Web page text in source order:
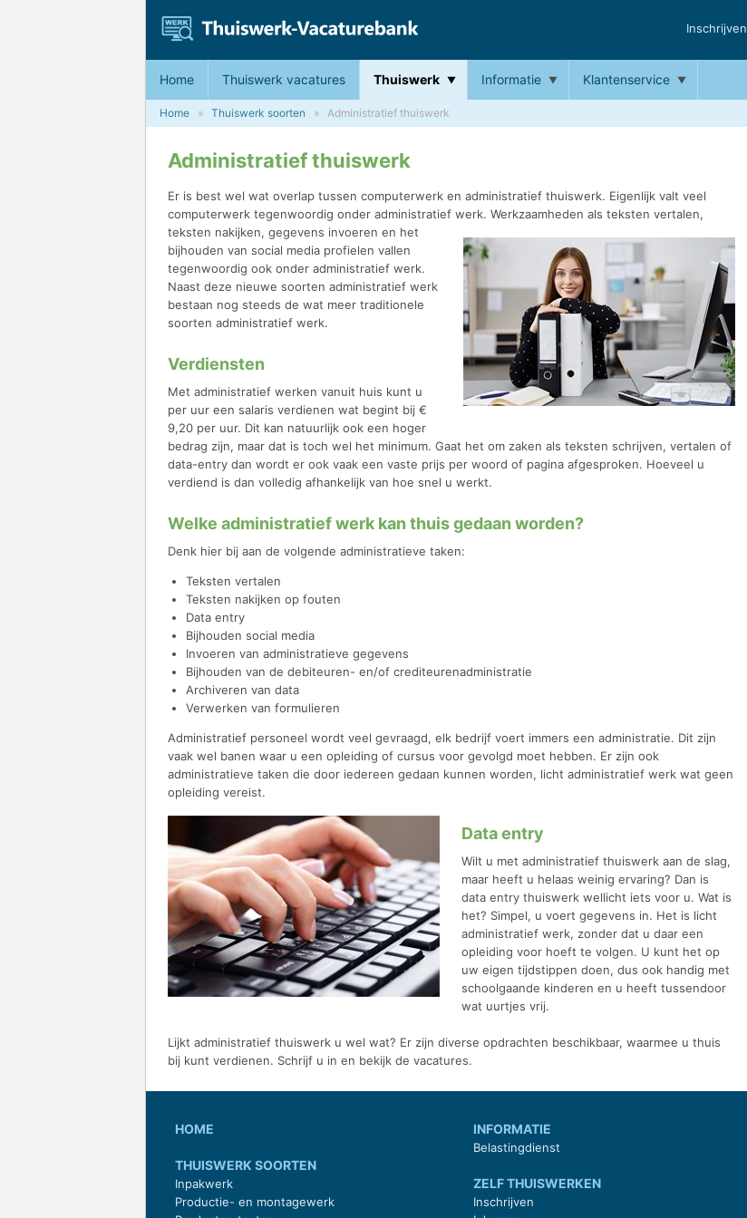
Inschrijven
Home Thuiswerk vacatures Thuiswerk Informatie Klantenservice
Home Thuiswerk soorten Administratief thuiswerk
Administratief thuiswerk
Er is best wel wat overlap tussen computerwerk en administratief thuiswerk. Eigenlijk valt veel
computerwerk tegenwoordig onder administratief werk. Werkzaamheden als teksten vertalen,
teksten nakijken, gegevens invoeren en het
bijhouden van social media profielen vallen
tegenwoordig ook onder administratief werk.
Naast deze nieuwe soorten administratief werk
bestaan nog steeds de wat meer traditionele
soorten administratief werk.
Verdiensten
Met administratief werken vanuit huis kunt u
per uur een salaris verdienen wat begint bij €
9,20 per uur. Dit kan natuurlijk ook een hoger
bedrag zijn, maar dat is toch wel het minimum. Gaat het om zaken als teksten schrijven, vertalen of
data-entry dan wordt er ook vaak een vaste prijs per woord of pagina afgesproken. Hoeveel u
verdiend is dan volledig afhankelijk van hoe snel u werkt.
Welke administratief werk kan thuis gedaan worden?
Denk hier bij aan de volgende administratieve taken:
Teksten vertalen
Teksten nakijken op fouten
Data entry
Bijhouden social media
Invoeren van administratieve gegevens
Bijhouden van de debiteuren- en/of crediteurenadministratie
Archiveren van data
Verwerken van formulieren
Administratief personeel wordt veel gevraagd, elk bedrijf voert immers een administratie. Dit zijn
vaak wel banen waar u een opleiding of cursus voor gevolgd moet hebben. Er zijn ook
administratieve taken die door iedereen gedaan kunnen worden, licht administratief werk wat geen
opleiding vereist.
Data entry
Wilt u met administratief thuiswerk aan de slag,
maar heeft u helaas weinig ervaring? Dan is
data entry thuiswerk wellicht iets voor u. Wat is
het? Simpel, u voert gegevens in. Het is licht
administratief werk, zonder dat u daar een
opleiding voor hoeft te volgen. U kunt het op
uw eigen tijdstippen doen, dus ook handig met
schoolgaande kinderen en u heeft tussendoor
wat uurtjes vrij.
Lijkt administratief thuiswerk u wel wat? Er zijn diverse opdrachten beschikbaar, waarmee u thuis
bij kunt verdienen. Schrijf u in en bekijk de vacatures.
HOME
THUISWERK SOORTEN
Inpakwerk
Productie- en montagewerk
INFORMATIE
Belastingdienst
ZELF THUISWERKEN
Inschrijven